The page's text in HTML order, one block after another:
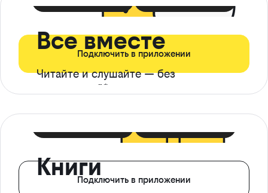
Все вместе
Читайте и слушайте — без
ограничений*
Подключить в приложении
КнигиПодключить в приложении